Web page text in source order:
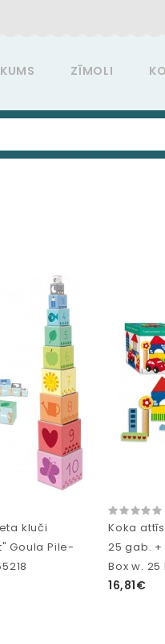
ZĪMOLI
kluči
Goula Pile-
Koka
25 gab.
Box w.
16,81€